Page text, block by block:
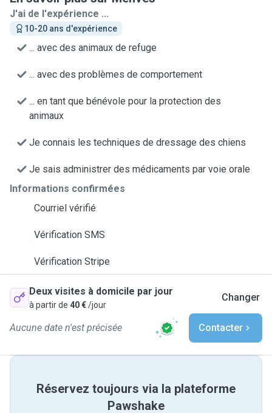
J'ai de l'expérience ...
10-20 ans d'expérience
... avec des animaux de refuge
... avec des problèmes de comportement
... en tant que bénévole pour la protection des
animaux
Je connais les techniques de dressage des chiens
Je sais administrer des médicaments par voie orale
Informations confirmées
Courriel vérifié
Vérification SMS
Vérification Stripe
Deux visites à domicile par jour
à partir de 40 €/jour
Changer
Aucune date n'est précisée Contacter
Réservez toujours via la plateforme
Pawshake